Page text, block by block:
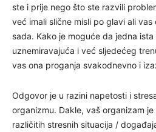
ste i prije nego što ste razvili
već imali slične misli po glavi ali
sada. Kako je moguće da jedna
uznemiravajuća i već sljedećeg
vas ona proganja svakodnevno i
Odgovor je u razini napetosti i
organizmu. Dakle, vaš organizam
različitih stresnih situacija /